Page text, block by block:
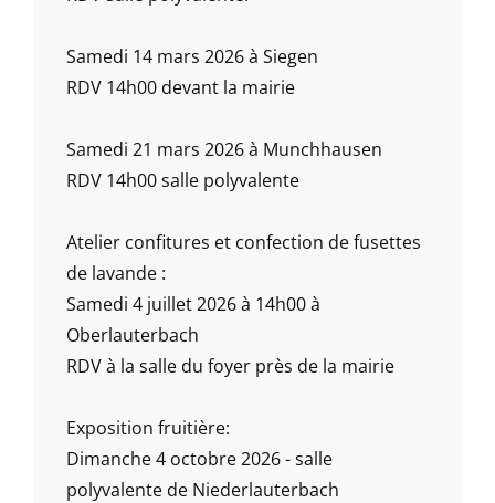
Samedi 14 mars 2026 à Siegen
RDV 14h00 devant la mairie
Samedi 21 mars 2026 à Munchhausen
RDV 14h00 salle polyvalente
Atelier confitures et confection de fusettes
de lavande :
Samedi 4 juillet 2026 à 14h00 à
Oberlauterbach
RDV à la salle du foyer près de la mairie
Exposition fruitière:
Dimanche 4 octobre 2026 - salle
polyvalente de Niederlauterbach